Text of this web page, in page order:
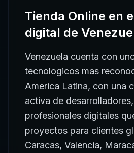
Tienda Online en
digital de
Venezuela cuenta con
tecnologicos mas
America Latina, con una
activa de
profesionales digitales
proyectos para clientes
Caracas, Valencia,